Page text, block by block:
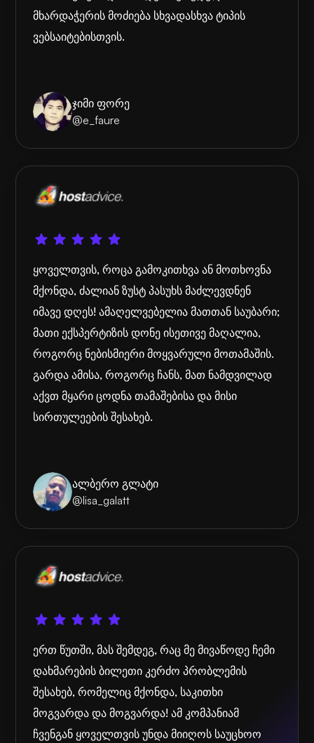
მხარდაჭერის მოძიება სხვადასხვა ტიპის
ვებსაიტებისთვის.
ჯიმი ფორე
@e_faure
ყოველთვის, როცა გამოკითხვა ან მოთხოვნა
მქონდა, ძალიან ზუსტ პასუხს მაძლევდნენ
იმავე დღეს! ამაღელვებელია მათთან საუბარი;
მათი ექსპერტიზის დონე ისეთივე მაღალია,
როგორც ნებისმიერი მოყვარული მოთამაშის.
გარდა ამისა, როგორც ჩანს, მათ ნამდვილად
აქვთ მყარი ცოდნა თამაშებისა და მისი
სირთულეების შესახებ.
ალბერო გლატი
@lisa_galatt
ერთ წუთში, მას შემდეგ, რაც მე მივაწოდე ჩემი
დახმარების ბილეთი კერძო პრობლემის
შესახებ, რომელიც მქონდა, საკითხი
მოგვარდა და მოგვარდა! ამ კომპანიამ
ჩვენგან ყოველთვის უნდა მიიღოს საუცხოო